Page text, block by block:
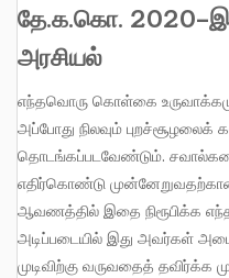
தே.க.கொ. 2020-
அரசியல்
எந்தவொரு கொள்கை உருவாக்கமும் பயனுள்ள வகையில் அமைய,
அப்போது நிலவும்
தொடங்கப்படவேண்டும்.
எதிர்கொண்டு
ஆவணத்தில் இதை நிரூபிக்க
அடிப்படையில் இது அவர்கள்
முடிவிற்கு வருவதைத் தவிர்க்க